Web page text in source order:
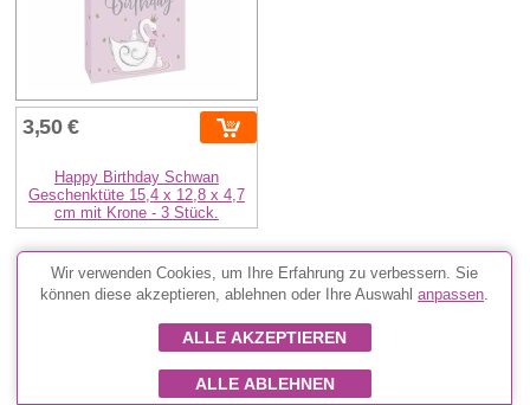
3,50 €
Happy Birthday Schwan
Geschenktüte 15,4 x 12,8 x 4,7
cm mit Krone - 3 Stück.
Das könnte Sie auch interessieren:
Alle Boxen anzeigen
Alle Taschen anzeigen
Wir verwenden Cookies, um Ihre Erfahrung zu verbessern. Sie
können diese akzeptieren, ablehnen oder Ihre Auswahlanpassen.
ALLE AKZEPTIEREN
ALLE ABLEHNEN